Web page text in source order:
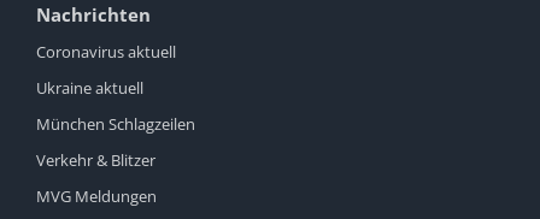
Nachrichten
Coronavirus aktuell
Ukraine aktuell
München Schlagzeilen
Verkehr & Blitzer
MVG Meldungen